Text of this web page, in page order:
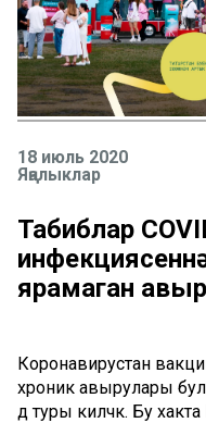
18 июль 2020
Яңалыклар
Табиблар
ярамаган
Коронавирустан
хроник авырулары
дә туры киләчәк. Бу